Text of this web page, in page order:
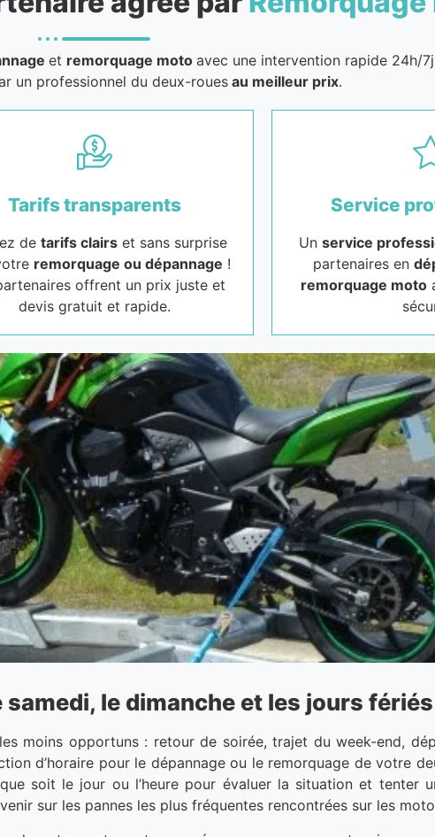
et remorquage moto avec une intervention rapide 24h/
un professionnel du deux-rouesau meilleur prix.
Tarifs transparents
de tarifs clairs et sans surprise
remorquage ou dépannage !
offrent un prix juste et
devis gratuit et rapide.
Service
Un service
partenaires en
remorquage moto
le dimanche et les jours fériés
moins opportuns : retour de soirée, trajet du week-end,
d’horaire pour le dépannage ou le remorquage de votre
soit le jour ou l’heure pour évaluer la situation et tenter
sur les pannes les plus fréquentes rencontrées sur les